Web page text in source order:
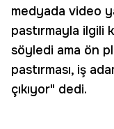
medyada video
pastırmayla ilgili
söyledi ama ön
pastırması, iş
çıkıyor" dedi.